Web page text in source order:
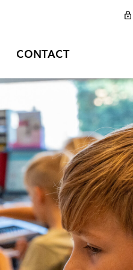
CONTACT